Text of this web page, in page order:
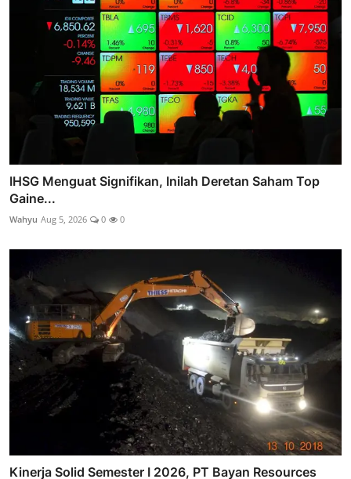
IHSG Menguat Signifikan, Inilah Deretan Saham Top
Gaine...
Wahyu Aug 5, 2026 0 0
Kinerja Solid Semester I 2026, PT Bayan Resources